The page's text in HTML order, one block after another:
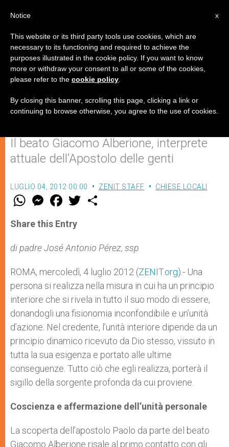
San Paolo: l'unità interiore,
segreto di santità e fecondità
apostolica
Il beato Giacomo Alberione, interprete
attuale dell’Apostolo delle genti
LUGLIO 04, 2012 00:00 ZENIT STAFF CHIESE LOCALI
W
t
s
p
p
M
e
s
e
g
e
F
a
e
b
o
k
w
r
Share this Entry
di padre José Antonio Pérez, ssp
ROMA, mercoledì, 4 luglio 2012 (ZENIT.org).- Una
persona si realizza nella misura in cui ha un principio
interiore che si rivela in tutto il suo modo di essere,
donandogli una fisionomia inconfon­dibile e un’unità
d’azione. Nel credente, l’unità inte­riore dipende da un
principio dinamico ricevuto da Dio stesso, vissuto in
tutta la sua esigenza e portato alle ultime
conseguenze. Tutto ciò che egli realizza, porterà il
sigillo della sorgente profonda da cui pro­viene.
Coscienza e affermazione dell’unità personale
La scoperta dell’apostolo Paolo da parte del beato
Giacomo Alberione risale al primo contatto con gli
x
Notice
This website or its third party tools use cookies, which are
necessary to its functioning and required to achieve the
purposes illustrated in the cookie policy. If you want to know
more or withdraw your consent to all or some of the cookies,
please refer to the cookie policy
By closing this banner, scrolling this page, clicking a link or
continuing to browse otherwise, you agree to the use of cookies.